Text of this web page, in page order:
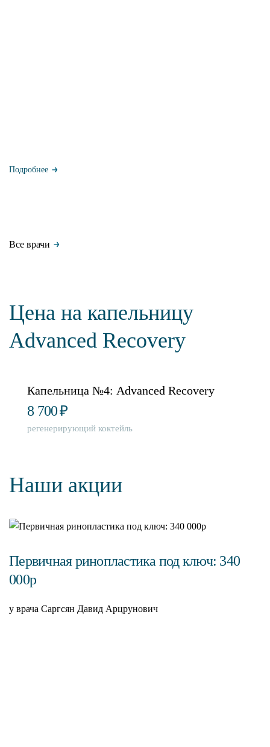
Подробнее
Все врачи
Цена на капельницу
Advanced Recovery
Капельница №4: Advanced Recovery
8 700₽
регенерирующий коктейль
Наши акции
Первичная ринопластика под ключ: 340
000р
у врача Саргсян Давид Арцрунович